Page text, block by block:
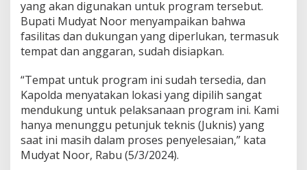
yang akan digunakan untuk program tersebut.
Bupati Mudyat Noor menyampaikan bahwa
fasilitas dan dukungan yang diperlukan, termasuk
tempat dan anggaran, sudah disiapkan.
“Tempat untuk program ini sudah tersedia, dan
Kapolda menyatakan lokasi yang dipilih sangat
mendukung untuk pelaksanaan program ini. Kami
hanya menunggu petunjuk teknis (Juknis) yang
saat ini masih dalam proses penyelesaian,” kata
Mudyat Noor, Rabu (5/3/2024).